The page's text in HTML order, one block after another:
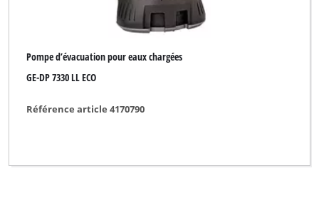
Pompe d’évacuation pour eaux chargées
GE-DP 7330 LL ECO
Référence article 4170790